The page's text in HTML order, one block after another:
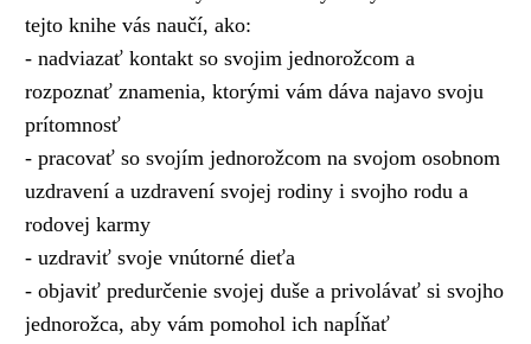
tejto knihe vás naučí, ako:
- nadviazať kontakt so svojim jednorožcom a
rozpoznať znamenia, ktorými vám dáva najavo svoju
prítomnosť
- pracovať so svojím jednorožcom na svojom osobnom
uzdravení a uzdravení svojej rodiny i svojho rodu a
rodovej karmy
- uzdraviť svoje vnútorné dieťa
- objaviť predurčenie svojej duše a privolávať si svojho
jednorožca,aby vám pomohol ich napĺňať